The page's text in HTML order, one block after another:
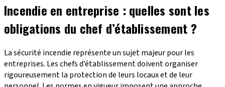
Incendie en entreprise : quelles sont les
obligations du chef d’établissement ?
La sécurité incendie représente un sujet majeur pour les
entreprises. Les chefs d’établissement doivent organiser
rigoureusement la protection de leurs locaux et de leur